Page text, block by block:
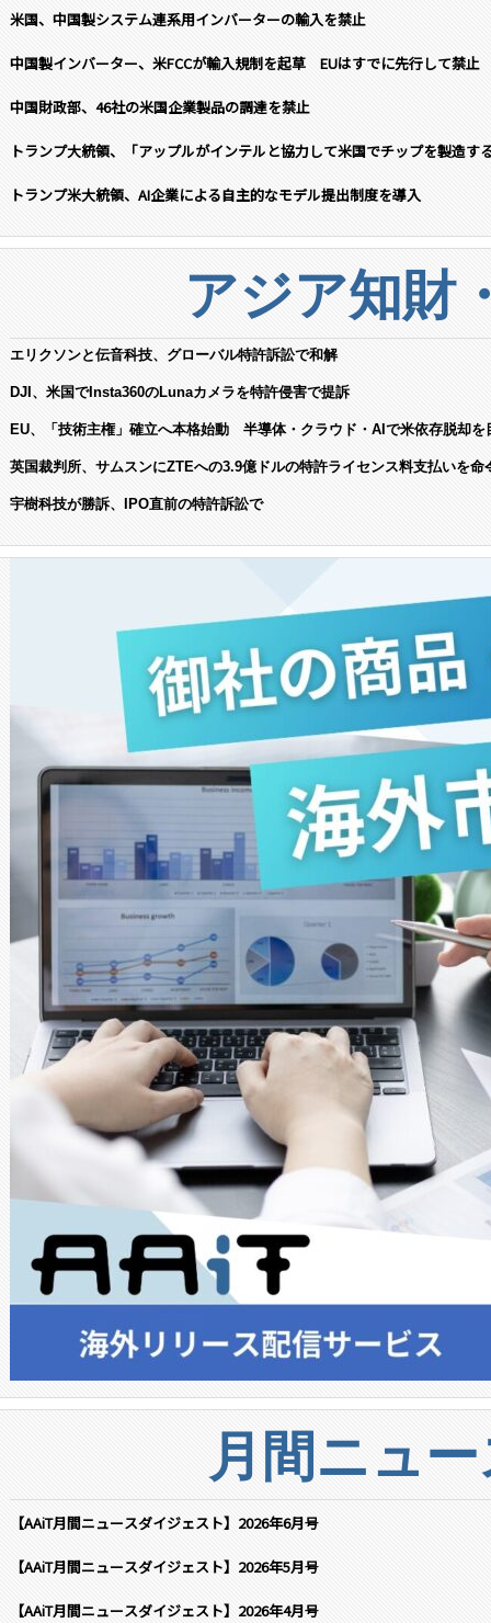
米国、中国製システム連系用インバーターの輸入を禁止
中国製インバーター、米FCCが輸入規制を起草 EUはすでに先行して禁止
中国財政部、46社の米国企業製品の調達を禁止
トランプ大統領、「アップルがインテルと協力して米国でチップを製造す
トランプ米大統領、AI企業による自主的なモデル提出制度を導入
アジア知財
エリクソンと伝音科技、グローバル特許訴訟で和解
DJI、米国でInsta360のLunaカメラを特許侵害で提訴
EU、「技術主権」確立へ本格始動 半導体・クラウド・AIで米依存脱却を
英国裁判所、サムスンにZTEへの3.9億ドルの特許ライセンス料支払いを命
宇樹科技が勝訴、IPO直前の特許訴訟で
月間ニュ
【AAiT月間ニュースダイジェスト】2026年6月号
【AAiT月間ニュースダイジェスト】2026年5月号
【AAiT月間ニュースダイジェスト】2026年4月号